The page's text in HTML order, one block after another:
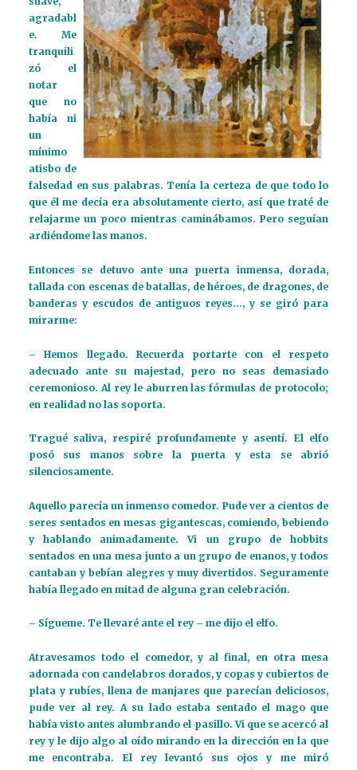
agradabl
e. Me
tranquili
zó el
notar
que no
había ni
un
mínimo
atisbo de
falsedad en sus palabras. Tenía la certeza de que todo lo
que él me decía era absolutamente cierto, así que traté de
relajarme un poco mientras caminábamos. Pero seguían
ardiéndome las manos.
Entonces se detuvo ante una puerta inmensa, dorada,
tallada con escenas de batallas, de héroes, de dragones, de
banderas y escudos de antiguos reyes…, y se giró para
mirarme:
– Hemos llegado. Recuerda portarte con el respeto
adecuado ante su majestad, pero no seas demasiado
ceremonioso. Al rey le aburren las fórmulas de protocolo;
en realidad no las soporta.
Tragué saliva, respiré profundamente y asentí. El elfo
posó sus manos sobre la puerta y esta se abrió
silenciosamente.
Aquello parecía un inmenso comedor. Pude ver a cientos de
seres sentados en mesas gigantescas, comiendo, bebiendo
y hablando animadamente. Vi un grupo de hobbits
sentados en una mesa junto a un grupo de enanos, y todos
cantaban y bebían alegres y muy divertidos. Seguramente
había llegado en mitad de alguna gran celebración.
– Sígueme. Te llevaré ante el rey – me dijo el elfo.
Atravesamos todo el comedor, y al final, en otra mesa
adornada con candelabros dorados, y copas y cubiertos de
plata y rubíes, llena de manjares que parecían deliciosos,
pude ver al rey. A su lado estaba sentado el mago que
había visto antes alumbrando el pasillo. Vi que se acercó al
rey y le dijo algo al oído mirando en la dirección en la que
me encontraba. El rey levantó sus ojos y me miró